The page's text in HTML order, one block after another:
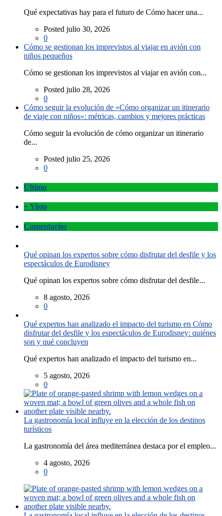
Qué expectativas hay para el futuro de Cómo hacer una...
Posted julio 30, 2026
0
Cómo se gestionan los imprevistos al viajar en avión con
niños pequeños
Cómo se gestionan los imprevistos al viajar en avión con...
Posted julio 28, 2026
0
Cómo seguir la evolución de «Cómo organizar un itinerario
de viaje con niños»: métricas, cambios y mejores prácticas
Cómo seguir la evolución de cómo organizar un itinerario
de...
Posted julio 25, 2026
0
Última
+ Visto
Comentarios
Qué opinan los expertos sobre cómo disfrutar del desfile y los
espectáculos de Eurodisney
Qué opinan los expertos sobre cómo disfrutar del desfile...
8 agosto, 2026
0
Qué expertos han analizado el impacto del turismo en Cómo
disfrutar del desfile y los espectáculos de Eurodisney: quiénes
son y qué concluyen
Qué expertos han analizado el impacto del turismo en...
5 agosto, 2026
0
La gastronomía local influye en la elección de los destinos
turísticos
La gastronomía del área mediterránea destaca por el empleo...
4 agosto, 2026
0